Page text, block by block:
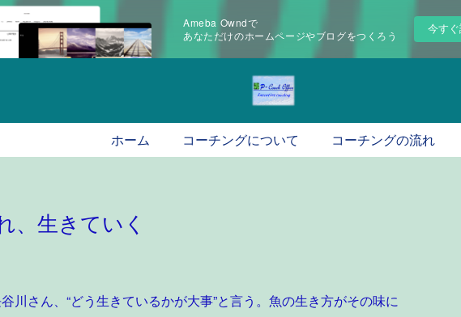
Ameba Owndで
あなただけのホームページやブログをつくろう
今す
ホーム コーチングについて コーチングの流れ
、生きていく
川さん、“どう生きているかが大事”と言う。魚の生き方がその味に